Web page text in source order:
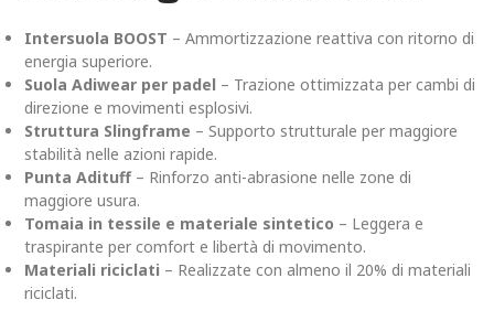
Intersuola BOOST – Ammortizzazione reattiva con ritorno di
energia superiore.
Suola Adiwear per padel – Trazione ottimizzata per cambi di
direzione e movimenti esplosivi.
Struttura Slingframe – Supporto strutturale per maggiore
stabilità nelle azioni rapide.
Punta Adituff– Rinforzo anti-abrasione nelle zone di
maggiore usura.
Tomaia in tessile e materiale sintetico – Leggera e
traspirante per comfort e libertà di movimento.
Materiali riciclati – Realizzate con almeno il 20% di materiali
riciclati.